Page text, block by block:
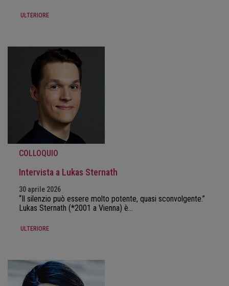
ULTERIORE
COLLOQUIO
Intervista a Lukas Sternath
30 aprile 2026
“Il silenzio può essere molto potente, quasi sconvolgente.”
Lukas Sternath (*2001 a Vienna) è…
ULTERIORE